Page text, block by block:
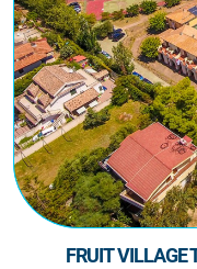
FRUIT VILLAGE